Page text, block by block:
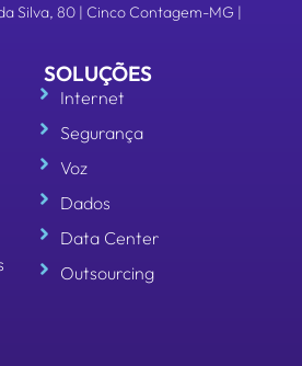
Silva, 80 | Cinco Contagem-MG |
SOLUÇÕES
Internet
Segurança
Voz
Dados
Data Center
Outsourcing